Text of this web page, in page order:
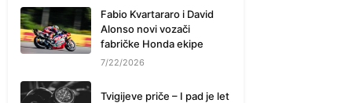
Fabio Kvartararo i David
Alonso novi vozači
fabričke Honda ekipe
7/22/2026
Tvigijeve priče – I pad je let